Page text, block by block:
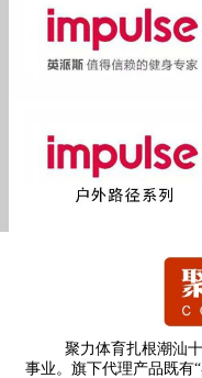
聚力体育扎根潮汕十
事业。旗下代理产品既有